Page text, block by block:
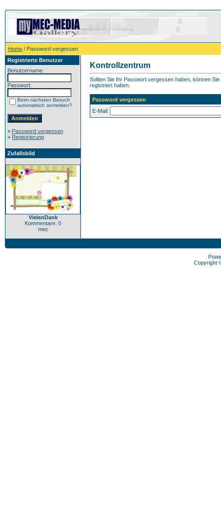
Home / Password vergessen
Registrierte Benutzer
Benutzername:
Passwort:
Beim nächsten Besuch
automatisch anmelden?
» Password vergessen
» Registrierung
Zufallsbild
VielenDank
Kommentare: 0
mec
Kontrollzentrum
Sollten Sie Ihr Passwort vergessen haben, können
registriert haben.
Password vergessen
E-Mail:
Copyright